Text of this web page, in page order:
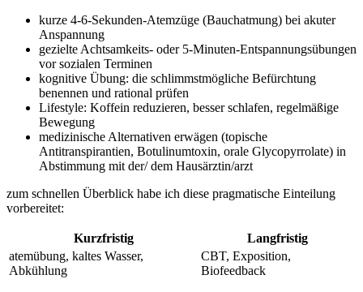
kurze 4-6‑Sekunden‑Atemzüge (Bauchatmung) bei akuter ​
Anspannung
gezielte Achtsamkeits‑⁢ oder 5‑Minuten‑Entspannungsübungen
vor sozialen Terminen
kognitive Übung: die schlimmstmögliche Befürchtung
benennen‌ und rational⁢ prüfen
Lifestyle: Koffein reduzieren, besser schlafen, regelmäßige
Bewegung
medizinische Alternativen erwägen (topische
Antitranspirantien, Botulinumtoxin, orale Glycopyrrolate) in
Abstimmung mit der/ dem Hausärztin/arzt
zum schnellen Überblick habe ‌ich diese pragmatische Einteilung
vorbereitet:
Kurzfristig
Langfristig
atemübung, kaltes Wasser,
Abkühlung
CBT, Exposition,
Biofeedback